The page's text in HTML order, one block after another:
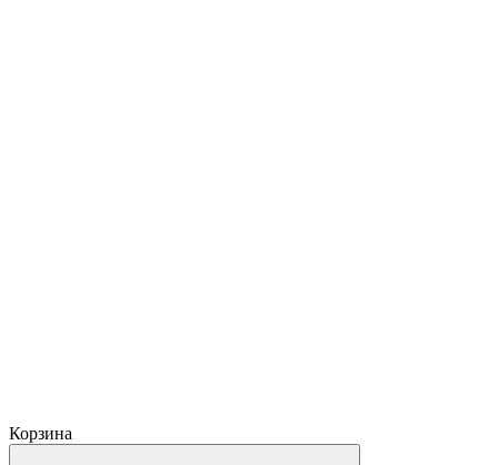
Корзина